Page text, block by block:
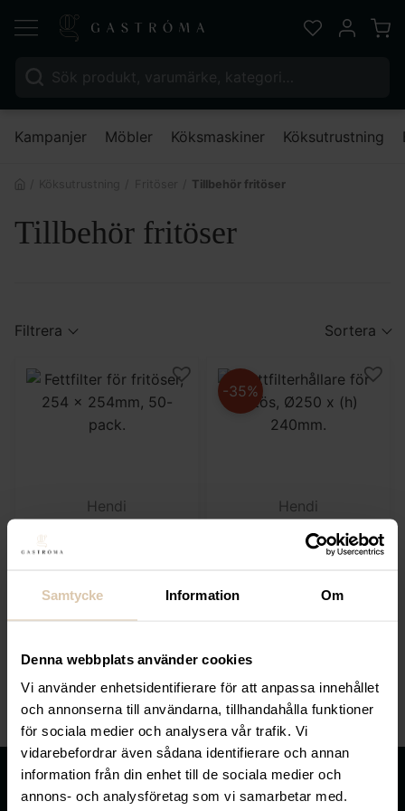
Samtycke Information Om
Denna webbplats använder cookies
Vi använder enhetsidentifierare för att anpassa innehållet
och annonserna till användarna, tillhandahålla funktioner
för sociala medier och analysera vår trafik. Vi
vidarebefordrar även sådana identifierare och annan
information från din enhet till de sociala medier och
annons- och analysföretag som vi samarbetar med.
Sök efter:
Favoriter
Mitt
Kampanjer Möbler Köksmaskiner Köksutrustning
Tillbehör fritöser
Tillbehör fritöser
Filtrera Sortera
Hendi
254 x 254mm, 50-
255,20
5,10kr/styck
KÖP
-35%
Hendi
Fettfilterhållare för
fritös, Ø250 x (h)
239,20 Det
155,40kr
KÖP